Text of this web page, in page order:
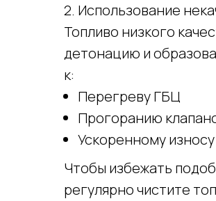
2. Использование
Топливо низкого
детонацию и
к:
Перегреву ГБЦ
Прогоранию
Ускоренному
Чтобы избежать
регулярно чистите